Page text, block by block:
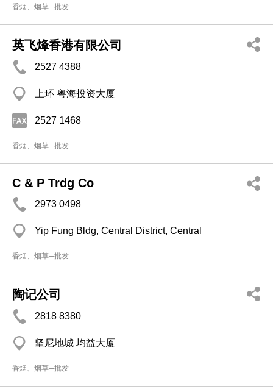
香烟、烟草─批发
英飞烽香港有限公司
2527 4388
上环 粤海投资大厦
2527 1468
香烟、烟草─批发
C & P Trdg Co
2973 0498
Yip Fung Bldg, Central District, Central
香烟、烟草─批发
陶记公司
2818 8380
坚尼地城 均益大厦
香烟、烟草─批发